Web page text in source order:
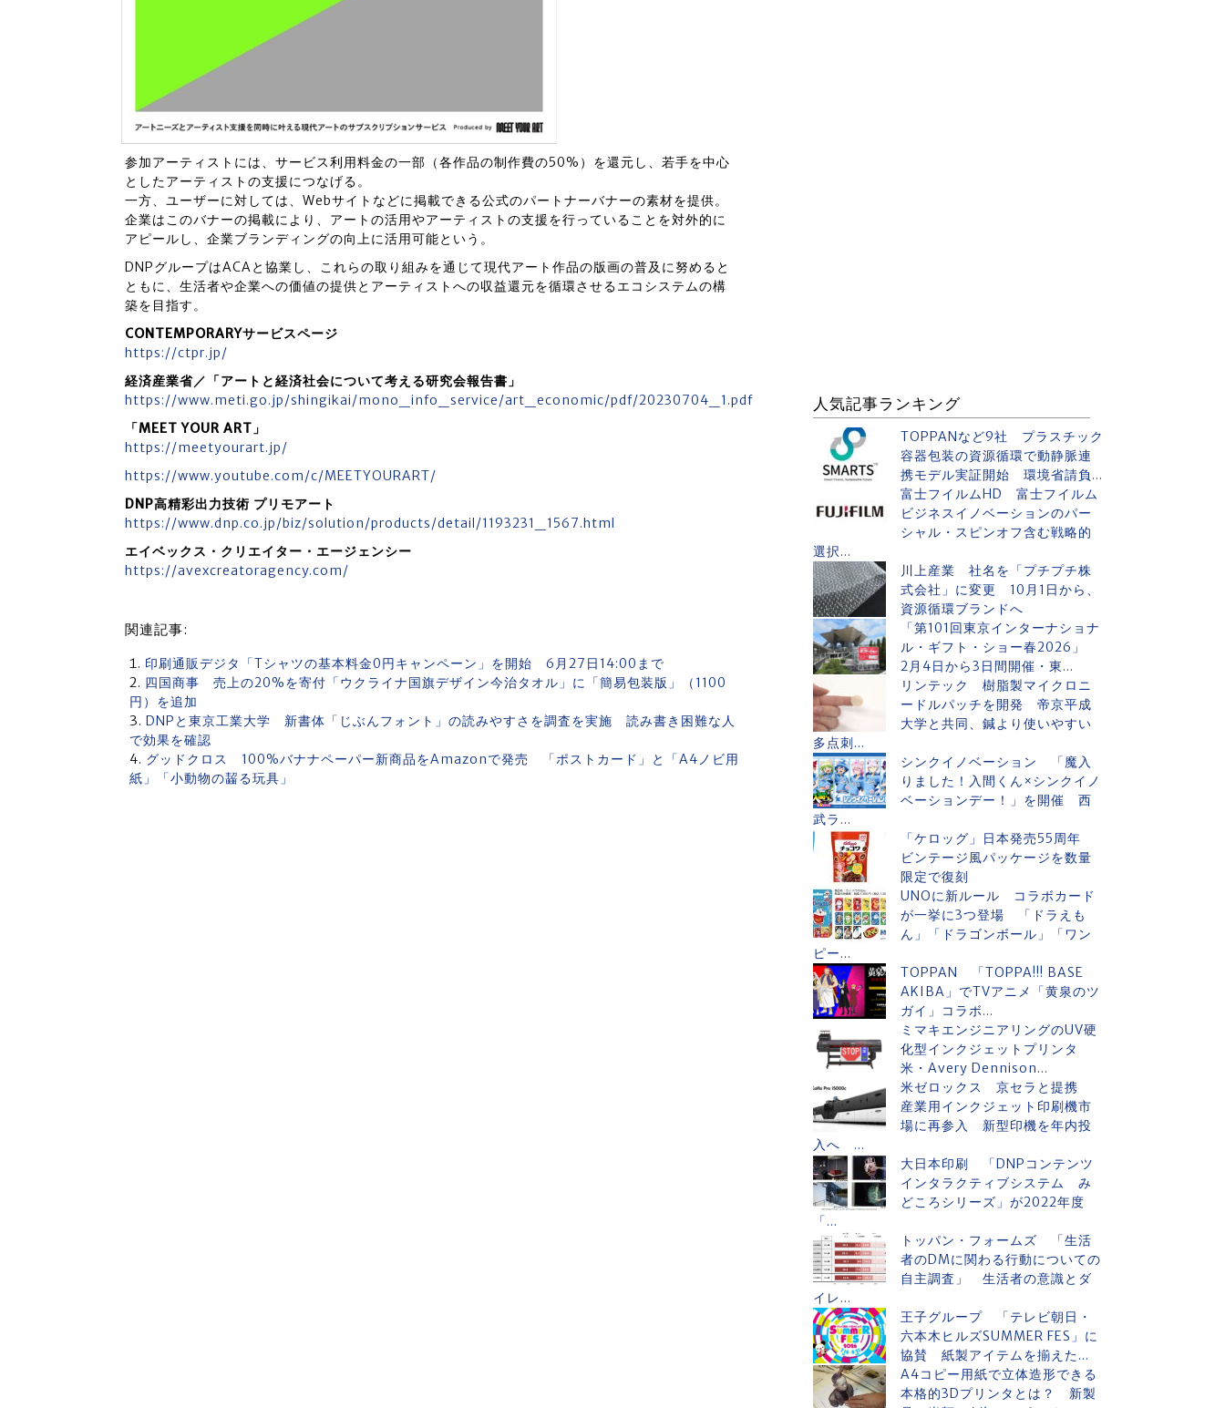
参加アーティストには、サービス利用料金の一部（各作品の制作費の50%）を還元し、若手を中心
としたアーティストの支援につなげる。
一方、ユーザーに対しては、Webサイトなどに掲載できる公式のパートナーバナーの素材を提供。
企業はこのバナーの掲載により、アートの活用やアーティストの支援を行っていることを対外的に
アピールし、企業ブランディングの向上に活用可能という。
DNPグループはACAと協業し、これらの取り組みを通じて現代アート作品の版画の普及に努めると
ともに、生活者や企業への価値の提供とアーティストへの収益還元を循環させるエコシステムの構
築を目指す。
CONTEMPORARYサービスページ
https://ctpr.jp/
経済産業省／「アートと経済社会について考える研究会報告書」
https://www.meti.go.jp/shingikai/mono_info_service/art_economic/pdf/20230704_1.pdf
「MEET YOUR ART」
https://meetyourart.jp/
https://www.youtube.com/c/MEETYOURART/
DNP高精彩出力技術 プリモアート
https://www.dnp.co.jp/biz/solution/products/detail/1193231_1567.html
エイベックス・クリエイター・エージェンシー
https://avexcreatoragency.com/
関連記事:
印刷通販デジタ「Tシャツの基本料金0円キャンペーン」を開始 6月27日14:00まで
四国商事 売上の20%を寄付「ウクライナ国旗デザイン今治タオル」に「簡易包装版」（1100
円）を追加
DNPと東京工業大学 新書体「じぶんフォント」の読みやすさを調査を実施 読み書き困難な人
で効果を確認
グッドクロス 100%バナナペーパー新商品をAmazonで発売 「ポストカード」と「A4ノビ用
紙」「小動物の齧る玩具」
人気記事ランキング
TOPPANなど9社 プラスチック
容器包装の資源循環で動静脈連
携モデル実証開始 環境省請負...
富士フイルムHD 富士フイルム
ビジネスイノベーションのパー
シャル・スピンオフ含む戦略的
選択...
川上産業 社名を「プチプチ株
式会社」に変更 10月1日から、
資源循環ブランドへ
「第101回東京インターナショナ
ル・ギフト・ショー春2026」
2月4日から3日間開催・東...
リンテック 樹脂製マイクロニ
ードルパッチを開発 帝京平成
大学と共同、鍼より使いやすい
多点刺...
シンクイノベーション 「魔入
りました！入間くん×シンクイノ
ベーションデー！」を開催 西
武ラ...
「ケロッグ」日本発売55周年
ビンテージ風パッケージを数量
限定で復刻
UNOに新ルール コラボカード
が一挙に3つ登場 「ドラえも
ん」「ドラゴンボール」「ワン
ピー...
TOPPAN 「TOPPA!!! BASE
AKIBA」でTVアニメ「黄泉のツ
ガイ」コラボ...
ミマキエンジニアリングのUV硬
化型インクジェットプリンタ
米・Avery Dennison...
米ゼロックス 京セラと提携
産業用インクジェット印刷機市
場に再参入 新型印機を年内投
入へ ...
大日本印刷 「DNPコンテンツ
インタラクティブシステム み
どころシリーズ」が2022年度
「...
トッパン・フォームズ 「生活
者のDMに関わる行動についての
自主調査」 生活者の意識とダ
イレ...
王子グループ 「テレビ朝日・
六本木ヒルズSUMMER FES」に
協賛 紙製アイテムを揃えた...
A4コピー用紙で立体造形できる
本格的3Dプリンタとは？ 新製